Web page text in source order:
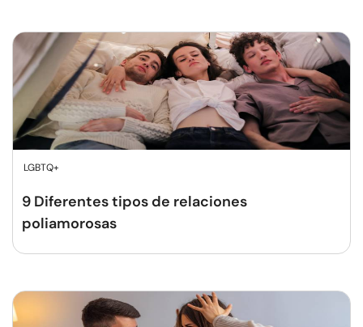
LGBTQ+
9 Diferentes tipos de relaciones
poliamorosas